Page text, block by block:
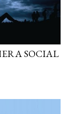
SOCIAL